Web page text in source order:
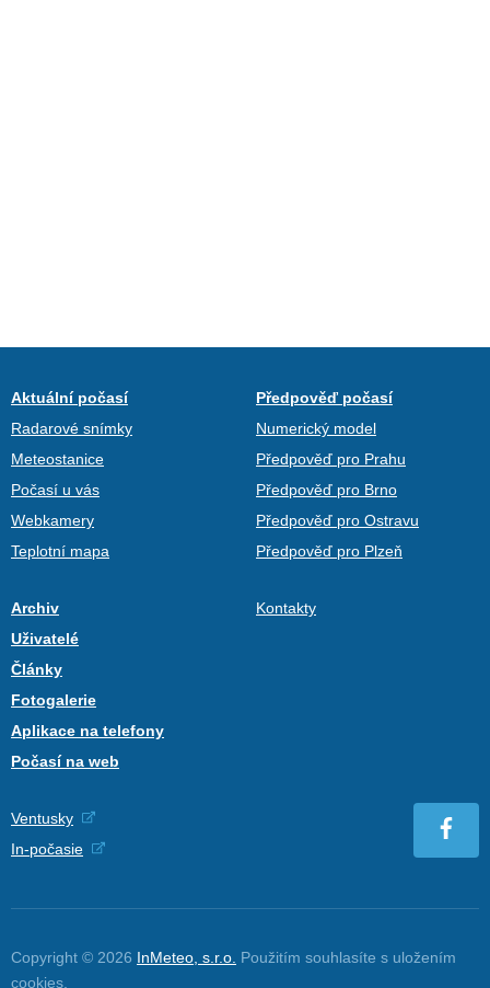
Aktuální počasí
Radarové snímky
Meteostanice
Počasí u vás
Webkamery
Teplotní mapa
Předpověď počasí
Numerický model
Předpověď pro Prahu
Předpověď pro Brno
Předpověď pro Ostravu
Předpověď pro Plzeň
Archiv
Uživatelé
Články
Fotogalerie
Aplikace na telefony
Počasí na web
Kontakty
Ventusky
In-počasie
Copyright © 2026 InMeteo, s.r.o. Použitím souhlasíte s uložením
cookies